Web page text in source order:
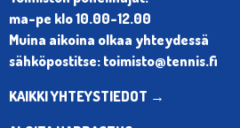
ma-pe klo 10.00-12.00
Muina aikoina olkaa yhteydessä
sähköpostitse: toimisto@tennis.fi
KAIKKI YHTEYSTIEDOT →